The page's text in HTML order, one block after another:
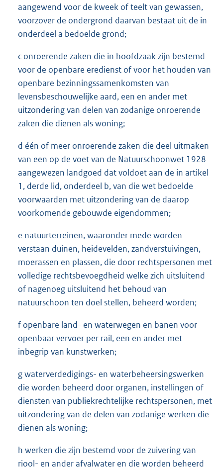
aangewend voor de kweek of teelt van gewassen,
voorzover de ondergrond daarvan bestaat uit de in
onderdeel a bedoelde grond;
c onroerende zaken die in hoofdzaak zijn bestemd
voor de openbare eredienst of voor het houden van
openbare bezinningssamenkomsten van
levensbeschouwelijke aard, een en ander met
uitzondering van delen van zodanige onroerende
zaken die dienen als woning;
d één of meer onroerende zaken die deel uitmaken
van een op de voet van de Natuurschoonwet 1928
aangewezen landgoed dat voldoet aan de in artikel
1, derde lid, onderdeel b, van die wet bedoelde
voorwaarden met uitzondering van de daarop
voorkomende gebouwde eigendommen;
e natuurterreinen, waaronder mede worden
verstaan duinen, heidevelden, zandverstuivingen,
moerassen en plassen, die door rechtspersonen met
volledige rechtsbevoegdheid welke zich uitsluitend
of nagenoeg uitsluitend het behoud van
natuurschoon ten doel stellen, beheerd worden;
f openbare land- en waterwegen en banen voor
openbaar vervoer per rail, een en ander met
inbegrip van kunstwerken;
g waterverdedigings- en waterbeheersingswerken
die worden beheerd door organen, instellingen of
diensten van publiekrechtelijke rechtspersonen, met
uitzondering van de delen van zodanige werken die
dienen als woning;
h werken die zijn bestemd voor de zuivering van
riool- en ander afvalwater en die worden beheerd